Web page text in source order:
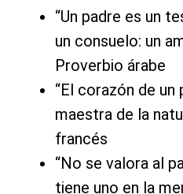
“Un padre es un
un consuelo: un
Proverbio árabe
“El corazón de un
maestra de la
francés
“No se valora al
tiene uno en la